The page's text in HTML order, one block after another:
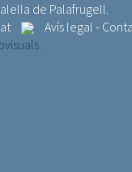
de Palafrugell.
Avís legal -